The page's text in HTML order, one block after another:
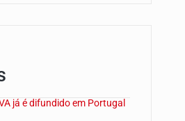
já é difundido em Portugal